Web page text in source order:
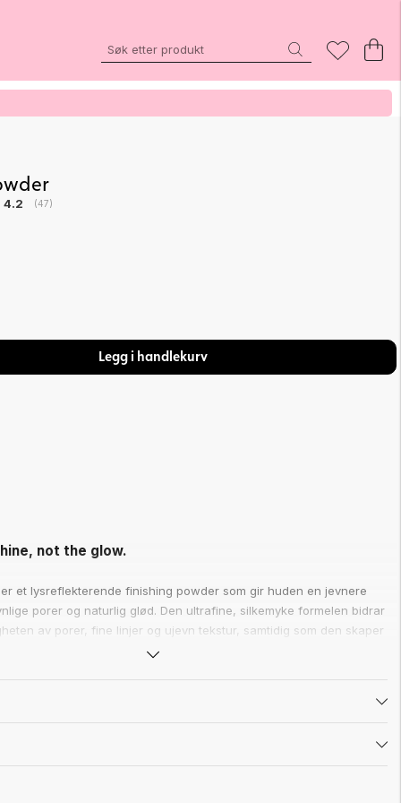
Gjennomsnittskarakter:
4.2 (stemmer:
47)
Legg i handlekurv
not the glow.
et lysreflekterende finishing powder som gir huden en jevnere
porer og naturlig glød. Den ultrafine, silkemyke formelen bidrar
av porer, fine linjer og ujevn tekstur, samtidig som den skaper
pengene tilbake. Test Miracle Powder risikofritt i 60 dager.
pigmentene demper uønsket glans uten å fjerne hudens naturlige